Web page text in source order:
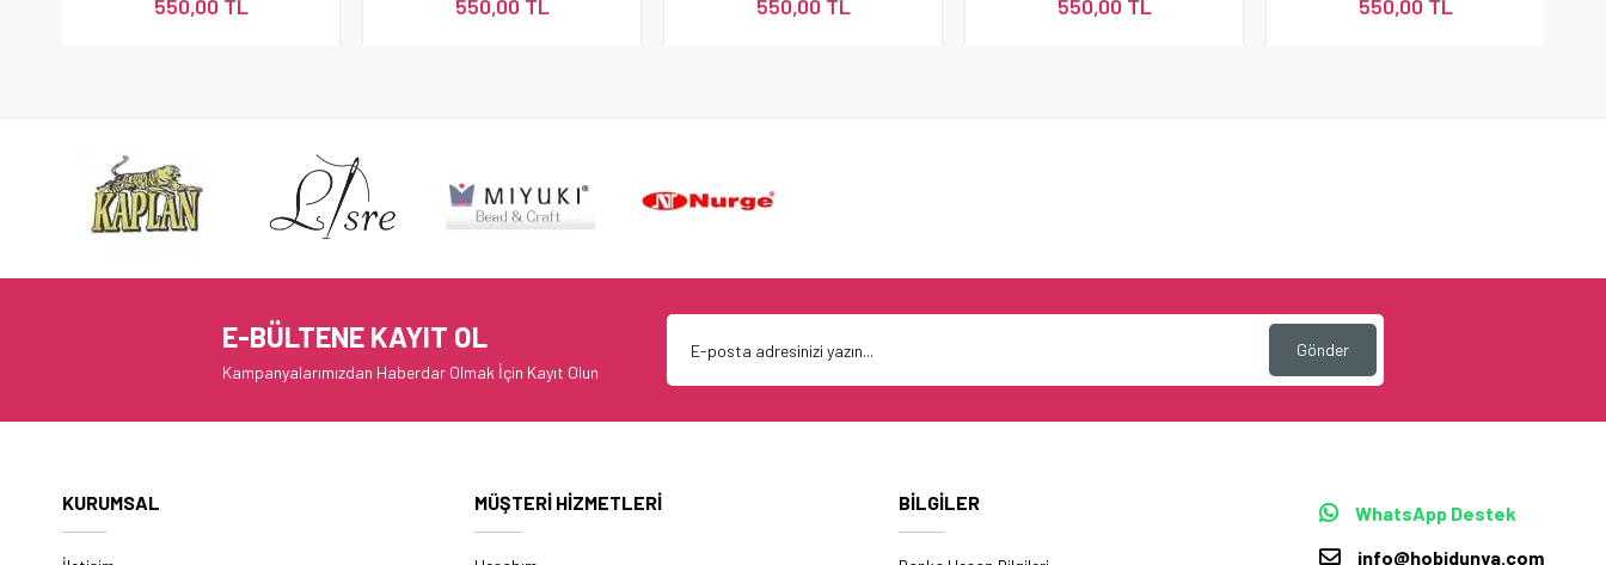
550,00 TL 550,00 TL 550,00 TL 550,00 TL 550,00 TL
E-BÜLTENE KAYIT OL
Kampanyalarımızdan Haberdar Olmak İçin Kayıt Olun
Gönder
KURUMSAL MÜŞTERİ HİZMETLERİ BİLGİLER
WhatsApp Destek
info@hobidunya.com